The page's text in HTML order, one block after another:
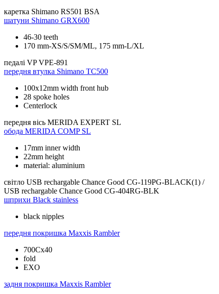
каретка Shimano RS501 BSA
шатуни Shimano GRX600
46-30 teeth
170 mm-XS/S/SM/ML, 175 mm-L/XL
педалі VP VPE-891
передня втулка Shimano TC500
100x12mm width front hub
28 spoke holes
Centerlock
передня вісь MERIDA EXPERT SL
обода MERIDA COMP SL
17mm inner width
22mm height
material: aluminium
світло USB rechargable Chance Good CG-119PG-BLACK(1) /
USB rechargable Chance Good CG-404RG-BLK
шприхи Black stainless
black nipples
передня покришка Maxxis Rambler
700Cx40
fold
EXO
задня покришка Maxxis Rambler